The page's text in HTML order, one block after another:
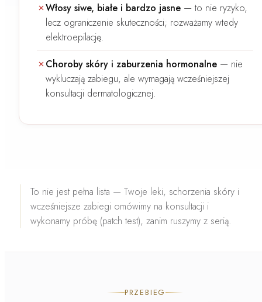
Włosy siwe, białe i bardzo jasne — to nie ryzyko,
lecz ograniczenie skuteczności; rozważamy wtedy
elektroepilację.
Choroby skóry i zaburzenia hormonalne — nie
wykluczają zabiegu, ale wymagają wcześniejszej
konsultacji dermatologicznej.
To nie jest pełna lista — Twoje leki, schorzenia skóry i
wcześniejsze zabiegi omówimy na konsultacji i
wykonamy próbę (patch test), zanim ruszymy z serią.
PRZEBIEG